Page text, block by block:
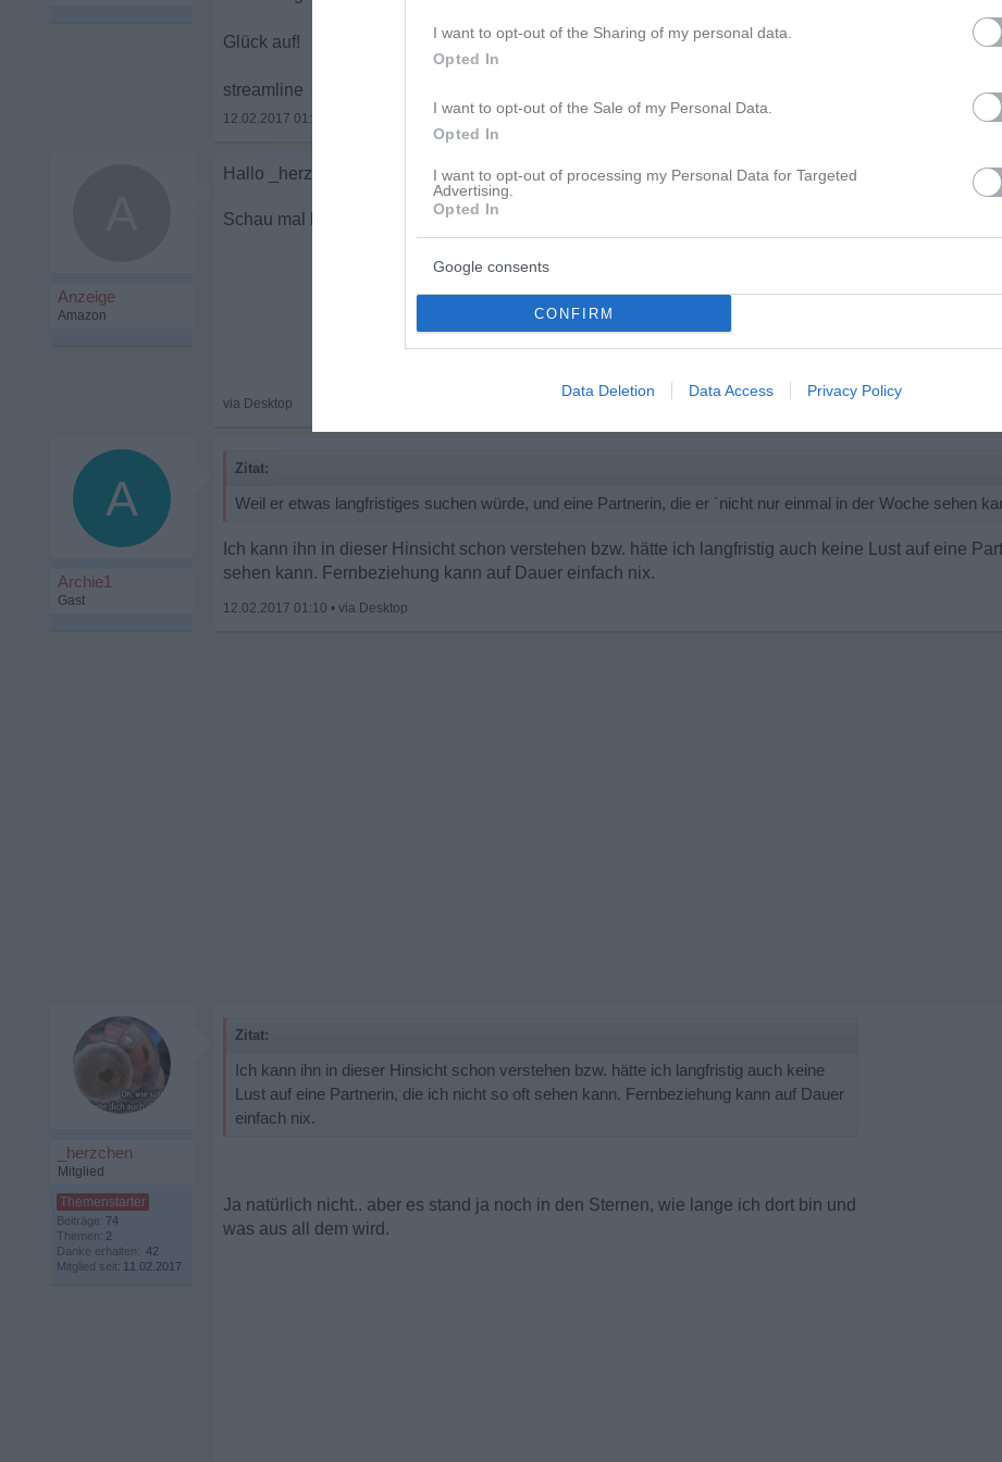
I want to opt-out of the Sharing of my personal data.
Opted In
I want to opt-out of the Sale of my Personal Data.
Opted In
I want to opt-out of processing my Personal Data for Targeted
Advertising.
Opted In
Google consents
CONFIRM
Data Deletion Data Access Privacy Policy
Glück auf!
streamline
12.02.2017 01:09
Abschließen, aufgeben oder abwarten - was tun?
A
Archie1
Gast
Zitat:
Weil er etwas langfristiges suchen würde, und eine Partnerin, die er ´nicht nur einmal in der Woche sehen
Ich kann ihn in dieser Hinsicht schon verstehen bzw. hätte ich langfristig auch keine Lust auf eine
sehen kann. Fernbeziehung kann auf Dauer einfach nix.
12.02.2017 01:10 •
_herzchen
Mitglied
Beiträge: 74
Themen: 2
Danke erhalten: 42
Mitglied seit: 11.02.2017
Zitat:
Ich kann ihn in dieser Hinsicht schon verstehen bzw. hätte ich langfristig auch keine
Lust auf eine Partnerin, die ich nicht so oft sehen kann. Fernbeziehung kann auf Dauer
einfach nix.
Ja natürlich nicht.. aber es stand ja noch in den Sternen, wie lange ich dort bin und
was aus all dem wird.